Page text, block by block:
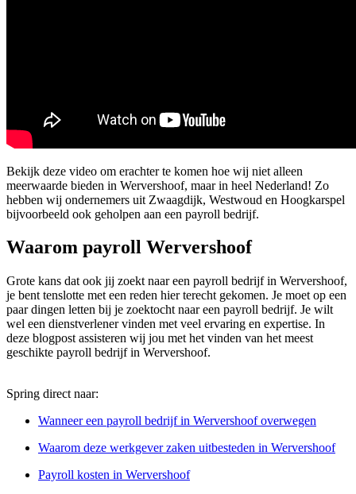
Bekijk deze video om erachter te komen hoe wij niet alleen
meerwaarde bieden in Wervershoof, maar in heel Nederland! Zo
hebben wij ondernemers uit Zwaagdijk, Westwoud en Hoogkarspel
bijvoorbeeld ook geholpen aan een payroll bedrijf.
Waarom payroll Wervershoof
Grote kans dat ook jij zoekt naar een payroll bedrijf in Wervershoof,
je bent tenslotte met een reden hier terecht gekomen. Je moet op een
paar dingen letten bij je zoektocht naar een payroll bedrijf. Je wilt
wel een dienstverlener vinden met veel ervaring en expertise. In
deze blogpost assisteren wij jou met het vinden van het meest
geschikte payroll bedrijf in Wervershoof.
Spring direct naar:
Wanneer een payroll bedrijf in Wervershoof overwegen
Waarom deze werkgever zaken uitbesteden in Wervershoof
Payroll kosten in Wervershoof